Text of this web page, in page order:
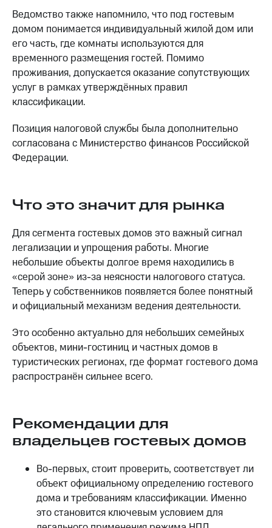
Ведомство также напомнило, что под гостевым
домом понимается индивидуальный жилой дом или
его часть, где комнаты используются для
временного размещения гостей. Помимо
проживания, допускается оказание сопутствующих
услуг в рамках утверждённых правил
классификации.
Позиция налоговой службы была дополнительно
согласована с Министерство финансов Российской
Федерации.
Что это значит для рынка
Для сегмента гостевых домов это важный сигнал
легализации и упрощения работы. Многие
небольшие объекты долгое время находились в
«серой зоне» из-за неясности налогового статуса.
Теперь у собственников появляется более понятный
и официальный механизм ведения деятельности.
Это особенно актуально для небольших семейных
объектов, мини-гостиниц и частных домов в
туристических регионах, где формат гостевого дома
распространён сильнее всего.
Рекомендации для
владельцев гостевых домов
Во-первых, стоит проверить, соответствует ли
объект официальному определению гостевого
дома и требованиям классификации. Именно
это становится ключевым условием для